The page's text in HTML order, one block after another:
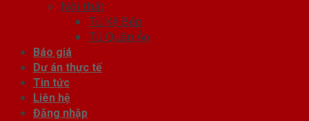
Nội thất
Tủ Kệ Bếp
Tủ Quần Áo
Báo giá
Dự án thực tế
Tin tức
Liên hệ
Đăng nhập